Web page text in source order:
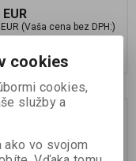
(Vaša cena bez DPH:)
cookies
cookies,
služby a
ako vo svojom